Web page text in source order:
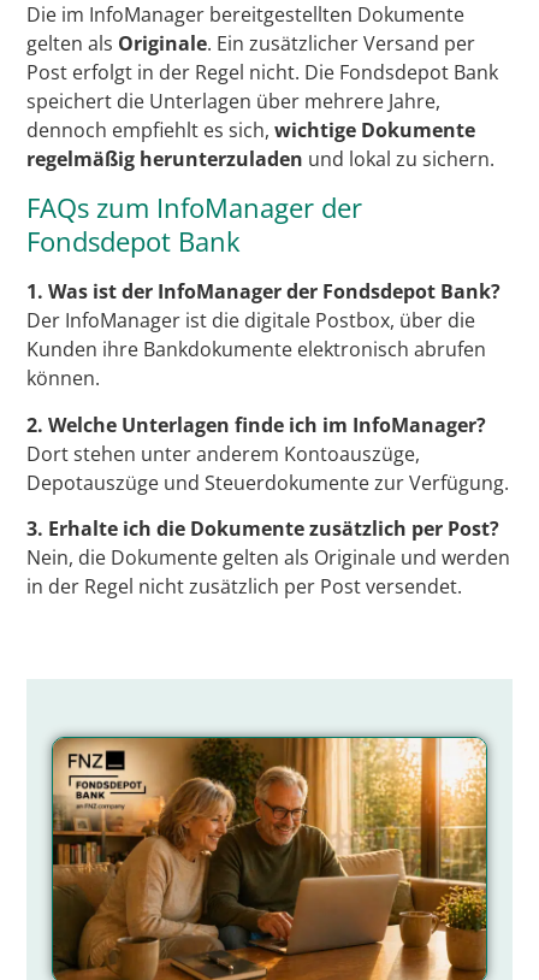
Die im InfoManager bereitgestellten Dokumente
gelten als Originale. Ein zusätzlicher Versand per
Post erfolgt in der Regel nicht. Die Fondsdepot Bank
speichert die Unterlagen über mehrere Jahre,
dennoch empfiehlt es sich,wichtige Dokumente
regelmäßig herunterzuladen und lokal zu sichern.
FAQs zum InfoManager der
Fondsdepot Bank
1. Was ist der InfoManager der Fondsdepot Bank?
Der InfoManager ist die digitale Postbox, über die
Kunden ihre Bankdokumente elektronisch abrufen
können.
2. Welche Unterlagen finde ich im InfoManager?
Dort stehen unter anderem Kontoauszüge,
Depotauszüge und Steuerdokumente zur Verfügung.
3. Erhalte ich die Dokumente zusätzlich per Post?
Nein, die Dokumente gelten als Originale und werden
in der Regel nicht zusätzlich per Post versendet.